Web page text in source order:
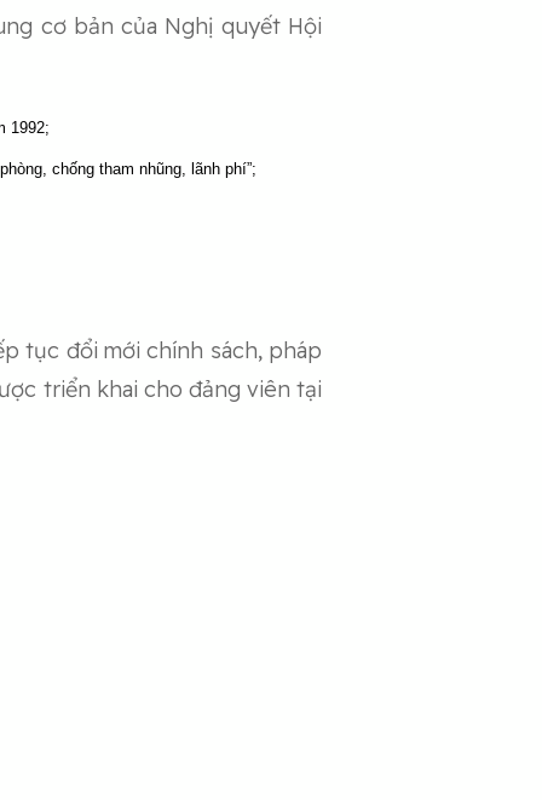
cơ bản của Nghị quyết Hội
1992;
chống tham nhũng, lãnh phí”;
tục đổi mới chính sách, pháp
triển khai cho đảng viên tại